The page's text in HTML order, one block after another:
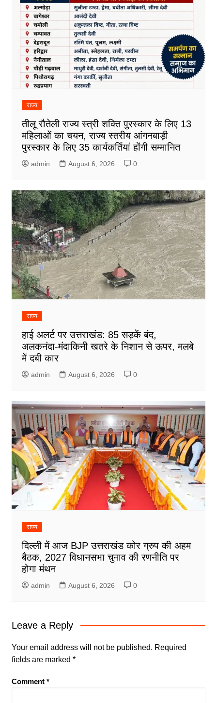
राज्य
तीलू रौतेली राज्य स्त्री शक्ति पुरस्कार के लिए 13
महिलाओं का चयन, राज्य स्तरीय आंगनबाड़ी
पुरस्कार के लिए 35 कार्यकर्तियां होंगी सम्मानित
admin August 6, 2026 0
राज्य
हाई अलर्ट पर उत्तराखंड: 85 सड़कें बंद,
अलकनंदा-मंदाकिनी खतरे के निशान से ऊपर, मलबे
में दबी कार
admin August 6, 2026 0
राज्य
दिल्ली में आज BJP उत्तराखंड कोर ग्रुप की अहम
बैठक, 2027 विधानसभा चुनाव की रणनीति पर
होगा मंथन
admin August 6, 2026 0
Leave a Reply
Your email address will not be published. Required
fields are marked *
Comment *